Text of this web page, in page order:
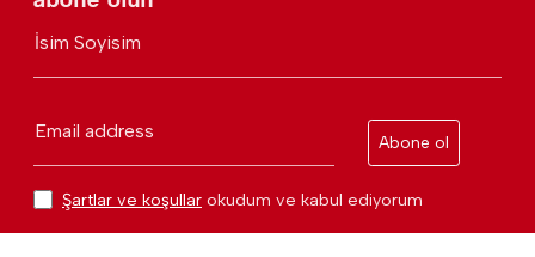
İsim Soyisim
Email address
Abone ol
Şartlar ve koşullar okudum ve kabul ediyorum